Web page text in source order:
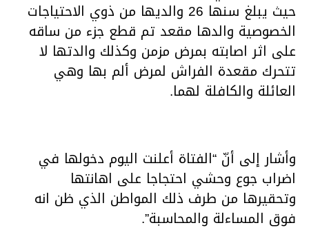
حيث يبلغ سنها 26 والديها من ذوي الاحتياجات
الخصوصية والدها مقعد تم قطع جزء من ساقه
على اثر اصابته بمرض مزمن وكذلك والدتها لا
تتحرك مقعدة الفراش لمرض ألم بها وهي
العائلة والكافلة لهما.
وأشار إلى أنّ “الفتاة أعلنت اليوم دخولها في
اضراب جوع وحشي احتجاجا على اهانتها
وتحقيرها من طرف ذلك المواطن الذي ظن انه
فوق المساءلة والمحاسبة”.